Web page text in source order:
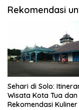
Rekomendasi
Sehari di Solo:
Wisata Kota Tua dan
Rekomendasi